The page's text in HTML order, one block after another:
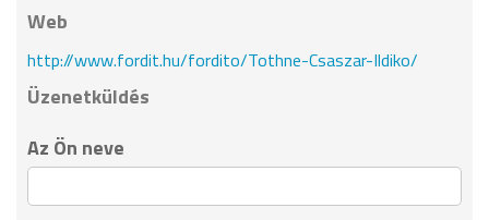
Web
http://www.fordit.hu/fordito/Tothne-Csaszar-Ildiko/
Üzenetküldés
Az Ön neve